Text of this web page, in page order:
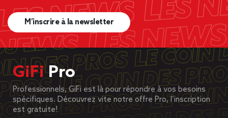
M’inscrire à la newsletter
GiFiPro
Professionnels, GiFi est là pour répondre à vos besoins
spécifiques. Découvrez vite notre offre Pro, l’inscription
est gratuite!